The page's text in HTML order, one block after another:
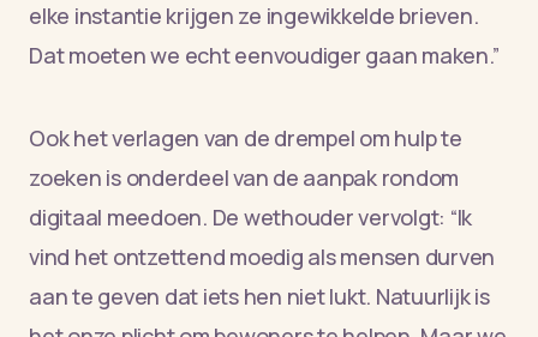
elke instantie krijgen ze ingewikkelde brieven.
Dat moeten we echt eenvoudiger gaan maken.”
Ook het verlagen van de drempel om hulp te
zoeken is onderdeel van de aanpak rondom
digitaal meedoen. De wethouder vervolgt: “Ik
vind het ontzettend moedig als mensen durven
aan te geven dat iets hen niet lukt. Natuurlijk is